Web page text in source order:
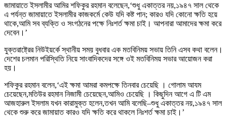
জামায়াতে ইসলামীর আমির শফিকুর রহমান বলেছেন,‘শুধু একাত্তর নয়,১৯৪৭ সাল থেকে
এ পর্যন্ত জামায়াতে ইসলামীর কাজকর্মে কেউ যদি কষ্ট পান; কারও যদি কোনো ক্ষতি হয়ে
থাকে,আমি সব ব্যক্তি ও সংগঠনের পক্ষে নিঃশর্ত ক্ষমা চাই। আপনারা আমাদের ক্ষমা করে
দেবেন।’
যুক্তরাষ্ট্রের নিউইয়র্কে স্থানীয় সময় বুধবার এক মতবিনিময় সভায় তিনি এসব কথা বলেন।
দেশের চলমান পরিস্থিতি নিয়ে সাংবাদিকদের সঙ্গে ওই মতবিনিময় সভার আয়োজন করা
হয়।
শফিকুর রহমান বলেন,‘এই ক্ষমা আমরা কমপক্ষে তিনবার চেয়েছি । গোলাম আযম
চেয়েছেন,মতিউর রহমান নিজামী চেয়েছেন,আমিও চেয়েছি । কিছুদিন আগে এ টি এম
আজহারুল ইসলাম যখন কারামুক্ত হলেন,তখন আমি বলেছি–শুধু একাত্তর নয়,১৯৪৭ সাল
থেকে শুরু করে জামায়াত কারও যদি ক্ষতি করে থাকলে নিঃশর্ত ক্ষমা চাই।’